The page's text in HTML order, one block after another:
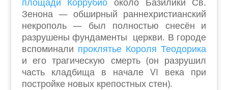
Зенона — обширный раннехристианский
некрополь — был полностью снесён и
разрушены фундаменты церкви. В городе
вспоминали проклятье Короля Теодорика
и его трагическую смерть (он разрушил
часть кладбища в начале VI века при
постройке новых крепостных стен).